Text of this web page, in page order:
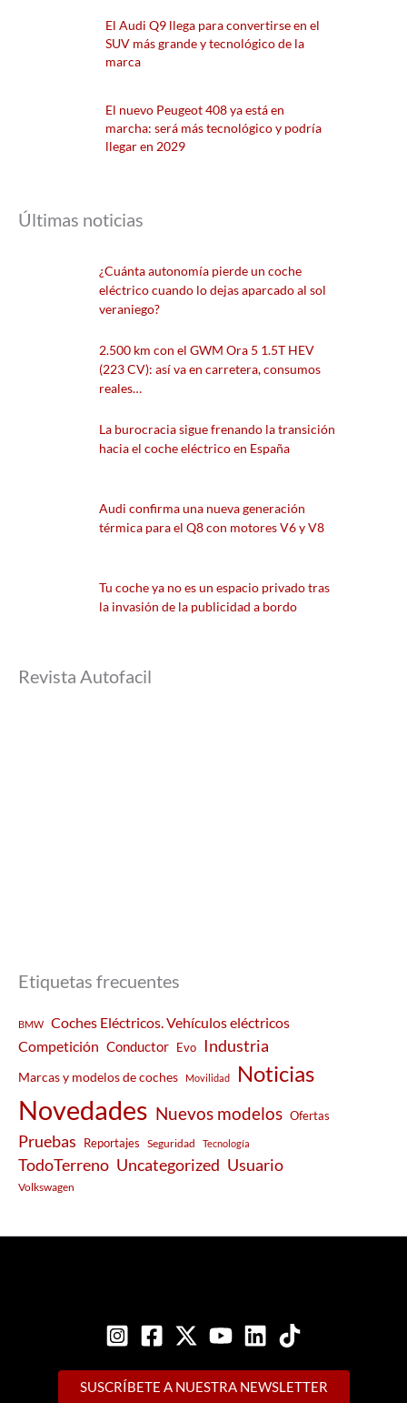
El Audi Q9 llega para convertirse en el
SUV más grande y tecnológico de la
marca
El nuevo Peugeot 408 ya está en
marcha: será más tecnológico y podría
llegar en 2029
Últimas noticias
¿Cuánta autonomía pierde un coche
eléctrico cuando lo dejas aparcado al sol
veraniego?
2.500 km con el GWM Ora 5 1.5T HEV
(223 CV): así va en carretera, consumos
reales…
La burocracia sigue frenando la transición
hacia el coche eléctrico en España
Audi confirma una nueva generación
térmica para el Q8 con motores V6 y V8
Tu coche ya no es un espacio privado tras
la invasión de la publicidad a bordo
Revista Autofacil
Etiquetas frecuentes
BMW
Coches Eléctricos. Vehículos eléctricos
Competición Conductor Evo Industria
Marcas y modelos de coches Movilidad Noticias
Novedades Nuevos modelos Ofertas
Pruebas Reportajes Seguridad Tecnología
TodoTerreno Uncategorized Usuario
Volkswagen
SUSCRÍBETE A NUESTRA NEWSLETTER